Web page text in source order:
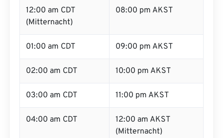
12:00 am CDT
(Mitternacht)
08:00 pm AKST
01:00 am CDT 09:00 pm AKST
02:00 am CDT 10:00 pm AKST
03:00 am CDT 11:00 pm AKST
04:00 am CDT
12:00 am AKST
(Mitternacht)